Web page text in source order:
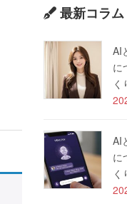
最新コラム
AI
に
く
AI
に
く